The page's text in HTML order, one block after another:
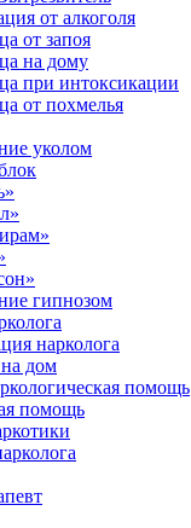
от алкоголя
от запоя
на дому
при интоксикации
от похмелья
уколом
гипнозом
нарколога
дом
помощь
помощь